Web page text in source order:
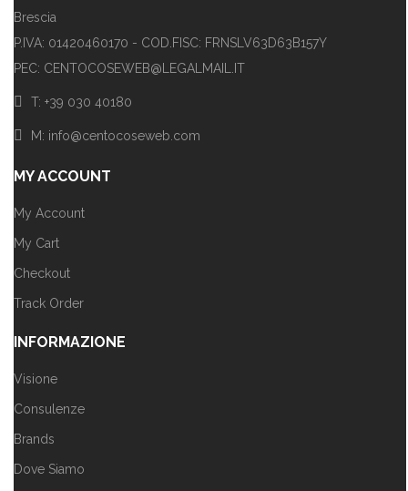
Brescia
P.IVA: 01420460170 - COD.FISC: FRNSLV63D63B157Y
PEC: CENTOCOSEWEB@LEGALMAIL.IT
T: +39 030 40180
M: info@centocoseweb.com
MY ACCOUNT
My Account
My Cart
Checkout
Track Order
INFORMAZIONE
Visione
Consulenze
Brands
Dove Siamo